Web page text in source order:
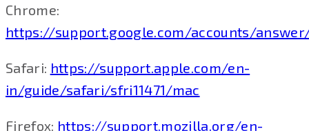
Chrome:
https://support.google.com/accounts/
Safari: https://support.apple.com/en-
in/guide/safari/sfri11471/mac
Firefox: https://support.mozilla.org/en-